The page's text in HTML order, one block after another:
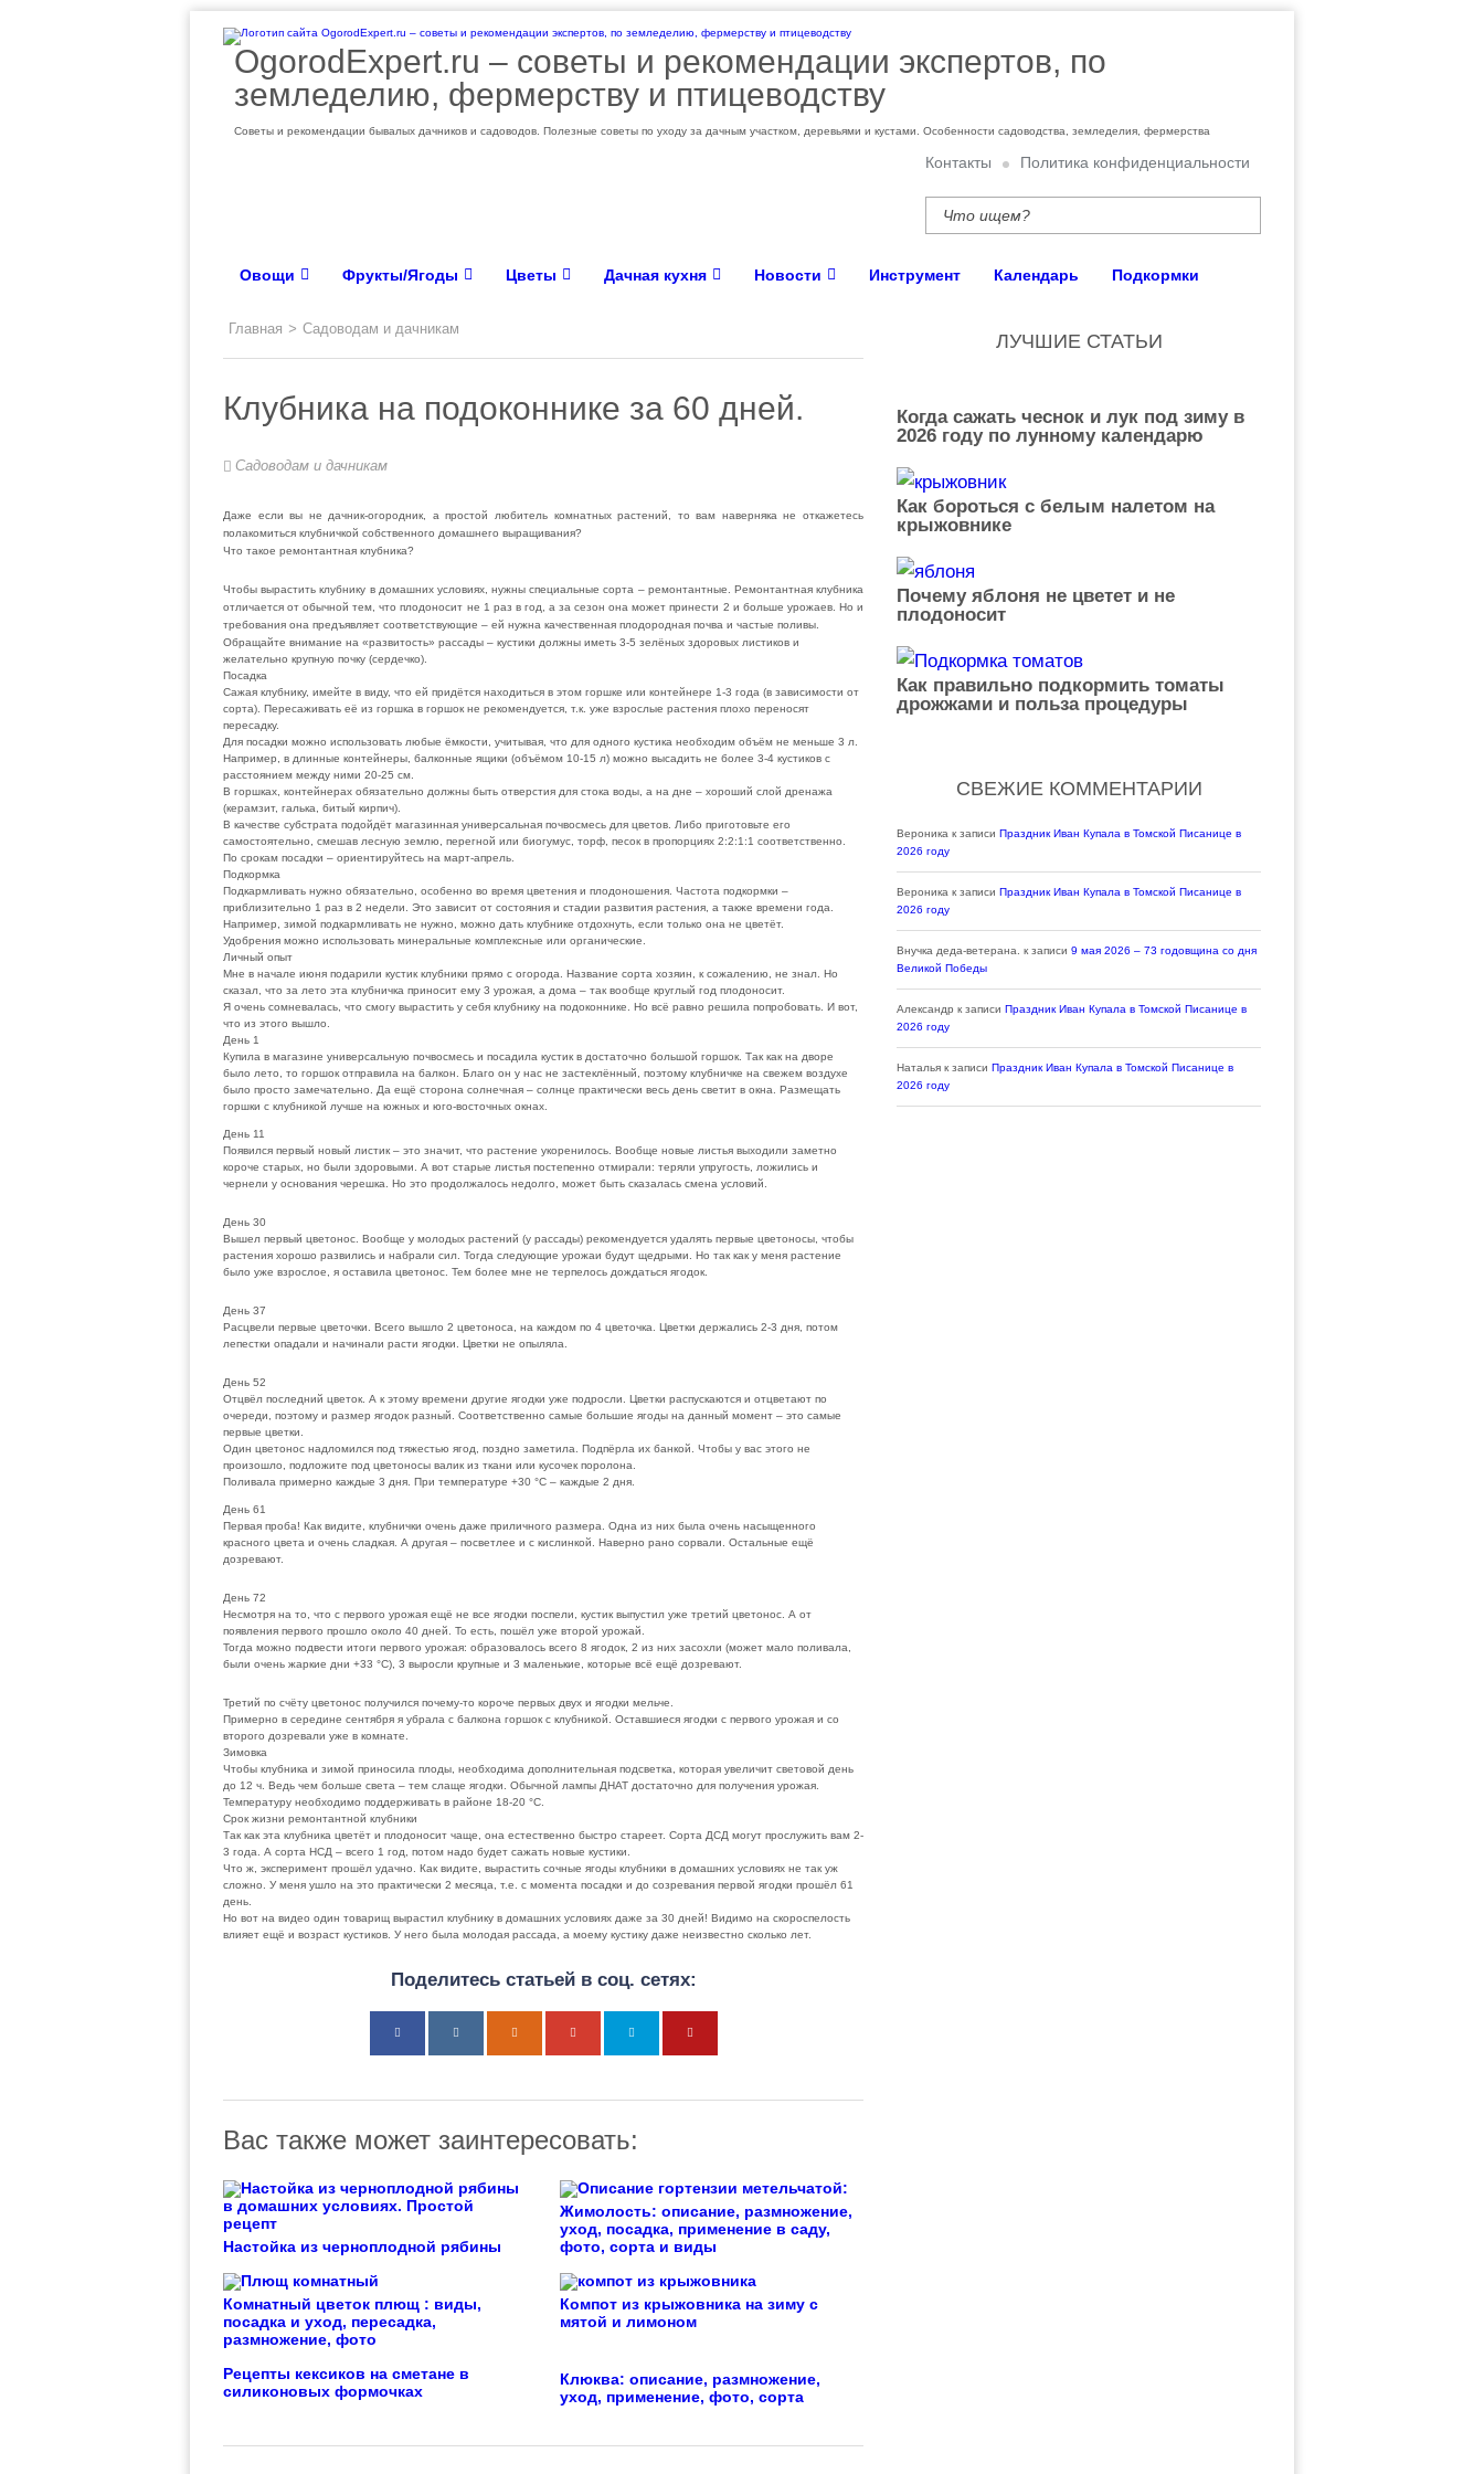
OgorodExpert.ru – cоветы и рекомендации экспертов, по
земледелию, фермерству и птицеводству
Советы и рекомендации бывалых дачников и садоводов. Полезные советы по уходу за дачным участком, деревьями и кустами. Особенности садоводства, земледелия, фермерства
Контакты Политика конфиденциальности
Овощи Фрукты/Ягоды Цветы Дачная кухня Новости Инструмент Календарь Подкормки
Главная > Садоводам и дачникам
Клубника на подоконнике за 60 дней.
Садоводам и дачникам
Даже если вы не дачник-огородник, а простой любитель комнатных растений, то вам наверняка не откажетесь
полакомиться клубничкой собственного домашнего выращивания?
Что такое ремонтантная клубника?
Чтобы вырастить клубнику в домашних условиях, нужны специальные сорта – ремонтантные. Ремонтантная клубника
отличается от обычной тем, что плодоносит не 1 раз в год, а за сезон она может принести 2 и больше урожаев. Но и
требования она предъявляет соответствующие – ей нужна качественная плодородная почва и частые поливы.
Обращайте внимание на «развитость» рассады – кустики должны иметь 3-5 зелёных здоровых листиков и
желательно крупную почку (сердечко).
Посадка
Сажая клубнику, имейте в виду, что ей придётся находиться в этом горшке или контейнере 1-3 года (в зависимости от
сорта). Пересаживать её из горшка в горшок не рекомендуется, т.к. уже взрослые растения плохо переносят
пересадку.
Для посадки можно использовать любые ёмкости, учитывая, что для одного кустика необходим объём не меньше 3 л.
Например, в длинные контейнеры, балконные ящики (объёмом 10-15 л) можно высадить не более 3-4 кустиков с
расстоянием между ними 20-25 см.
В горшках, контейнерах обязательно должны быть отверстия для стока воды, а на дне – хороший слой дренажа
(керамзит, галька, битый кирпич).
В качестве субстрата подойдёт магазинная универсальная почвосмесь для цветов. Либо приготовьте его
самостоятельно, смешав лесную землю, перегной или биогумус, торф, песок в пропорциях 2:2:1:1 соответственно.
По срокам посадки – ориентируйтесь на март-апрель.
Подкормка
Подкармливать нужно обязательно, особенно во время цветения и плодоношения. Частота подкормки –
приблизительно 1 раз в 2 недели. Это зависит от состояния и стадии развития растения, а также времени года.
Например, зимой подкармливать не нужно, можно дать клубнике отдохнуть, если только она не цветёт.
Удобрения можно использовать минеральные комплексные или органические.
Личный опыт
Мне в начале июня подарили кустик клубники прямо с огорода. Название сорта хозяин, к сожалению, не знал. Но
сказал, что за лето эта клубничка приносит ему 3 урожая, а дома – так вообще круглый год плодоносит.
Я очень сомневалась, что смогу вырастить у себя клубнику на подоконнике. Но всё равно решила попробовать. И вот,
что из этого вышло.
День 1
Купила в магазине универсальную почвосмесь и посадила кустик в достаточно большой горшок. Так как на дворе
было лето, то горшок отправила на балкон. Благо он у нас не застеклённый, поэтому клубничке на свежем воздухе
было просто замечательно. Да ещё сторона солнечная – солнце практически весь день светит в окна. Размещать
горшки с клубникой лучше на южных и юго-восточных окнах.
День 11
Появился первый новый листик – это значит, что растение укоренилось. Вообще новые листья выходили заметно
короче старых, но были здоровыми. А вот старые листья постепенно отмирали: теряли упругость, ложились и
чернели у основания черешка. Но это продолжалось недолго, может быть сказалась смена условий.
День 30
Вышел первый цветонос. Вообще у молодых растений (у рассады) рекомендуется удалять первые цветоносы, чтобы
растения хорошо развились и набрали сил. Тогда следующие урожаи будут щедрыми. Но так как у меня растение
было уже взрослое, я оставила цветонос. Тем более мне не терпелось дождаться ягодок.
День 37
Расцвели первые цветочки. Всего вышло 2 цветоноса, на каждом по 4 цветочка. Цветки держались 2-3 дня, потом
лепестки опадали и начинали расти ягодки. Цветки не опыляла.
День 52
Отцвёл последний цветок. А к этому времени другие ягодки уже подросли. Цветки распускаются и отцветают по
очереди, поэтому и размер ягодок разный. Соответственно самые большие ягоды на данный момент – это самые
первые цветки.
Один цветонос надломился под тяжестью ягод, поздно заметила. Подпёрла их банкой. Чтобы у вас этого не
произошло, подложите под цветоносы валик из ткани или кусочек поролона.
Поливала примерно каждые 3 дня. При температуре +30 °C – каждые 2 дня.
День 61
Первая проба! Как видите, клубнички очень даже приличного размера. Одна из них была очень насыщенного
красного цвета и очень сладкая. А другая – посветлее и с кислинкой. Наверно рано сорвали. Остальные ещё
дозревают.
День 72
Несмотря на то, что с первого урожая ещё не все ягодки поспели, кустик выпустил уже третий цветонос. А от
появления первого прошло около 40 дней. То есть, пошёл уже второй урожай.
Тогда можно подвести итоги первого урожая: образовалось всего 8 ягодок, 2 из них засохли (может мало поливала,
были очень жаркие дни +33 °C), 3 выросли крупные и 3 маленькие, которые всё ещё дозревают.
Третий по счёту цветонос получился почему-то короче первых двух и ягодки мельче.
Примерно в середине сентября я убрала с балкона горшок с клубникой. Оставшиеся ягодки с первого урожая и со
второго дозревали уже в комнате.
Зимовка
Чтобы клубника и зимой приносила плоды, необходима дополнительная подсветка, которая увеличит световой день
до 12 ч. Ведь чем больше света – тем слаще ягодки. Обычной лампы ДНАТ достаточно для получения урожая.
Температуру необходимо поддерживать в районе 18-20 °C.
Срок жизни ремонтантной клубники
Так как эта клубника цветёт и плодоносит чаще, она естественно быстро стареет. Сорта ДСД могут прослужить вам 2-
3 года. А сорта НСД – всего 1 год, потом надо будет сажать новые кустики.
Что ж, эксперимент прошёл удачно. Как видите, вырастить сочные ягоды клубники в домашних условиях не так уж
сложно. У меня ушло на это практически 2 месяца, т.е. с момента посадки и до созревания первой ягодки прошёл 61
день.
Но вот на видео один товарищ вырастил клубнику в домашних условиях даже за 30 дней! Видимо на скороспелость
влияет ещё и возраст кустиков. У него была молодая рассада, а моему кустику даже неизвестно сколько лет.
Поделитесь статьей в соц. сетях:
Вас также может заинтересовать:
Настойка из черноплодной рябины
Жимолость: описание, размножение,
уход, посадка, применение в саду,
фото, сорта и виды
Комнатный цветок плющ : виды,
посадка и уход, пересадка,
размножение, фото
Компот из крыжовника на зиму с
мятой и лимоном
Рецепты кексиков на сметане в
силиконовых формочках
Клюква: описание, размножение,
уход, применение, фото, сорта
ЛУЧШИЕ СТАТЬИ
Когда сажать чеснок и лук под зиму в
2026 году по лунному календарю
Как бороться с белым налетом на
крыжовнике
Почему яблоня не цветет и не
плодоносит
Как правильно подкормить томаты
дрожжами и польза процедуры
СВЕЖИЕ КОММЕНТАРИИ
Вероника к записи Праздник Иван Купала в Томской Писанице в
2026 году
Вероника к записи Праздник Иван Купала в Томской Писанице в
2026 году
Внучка деда-ветерана. к записи 9 мая 2026 – 73 годовщина со дня
Великой Победы
Александр к записи Праздник Иван Купала в Томской Писанице в
2026 году
Наталья к записи Праздник Иван Купала в Томской Писанице в
2026 году